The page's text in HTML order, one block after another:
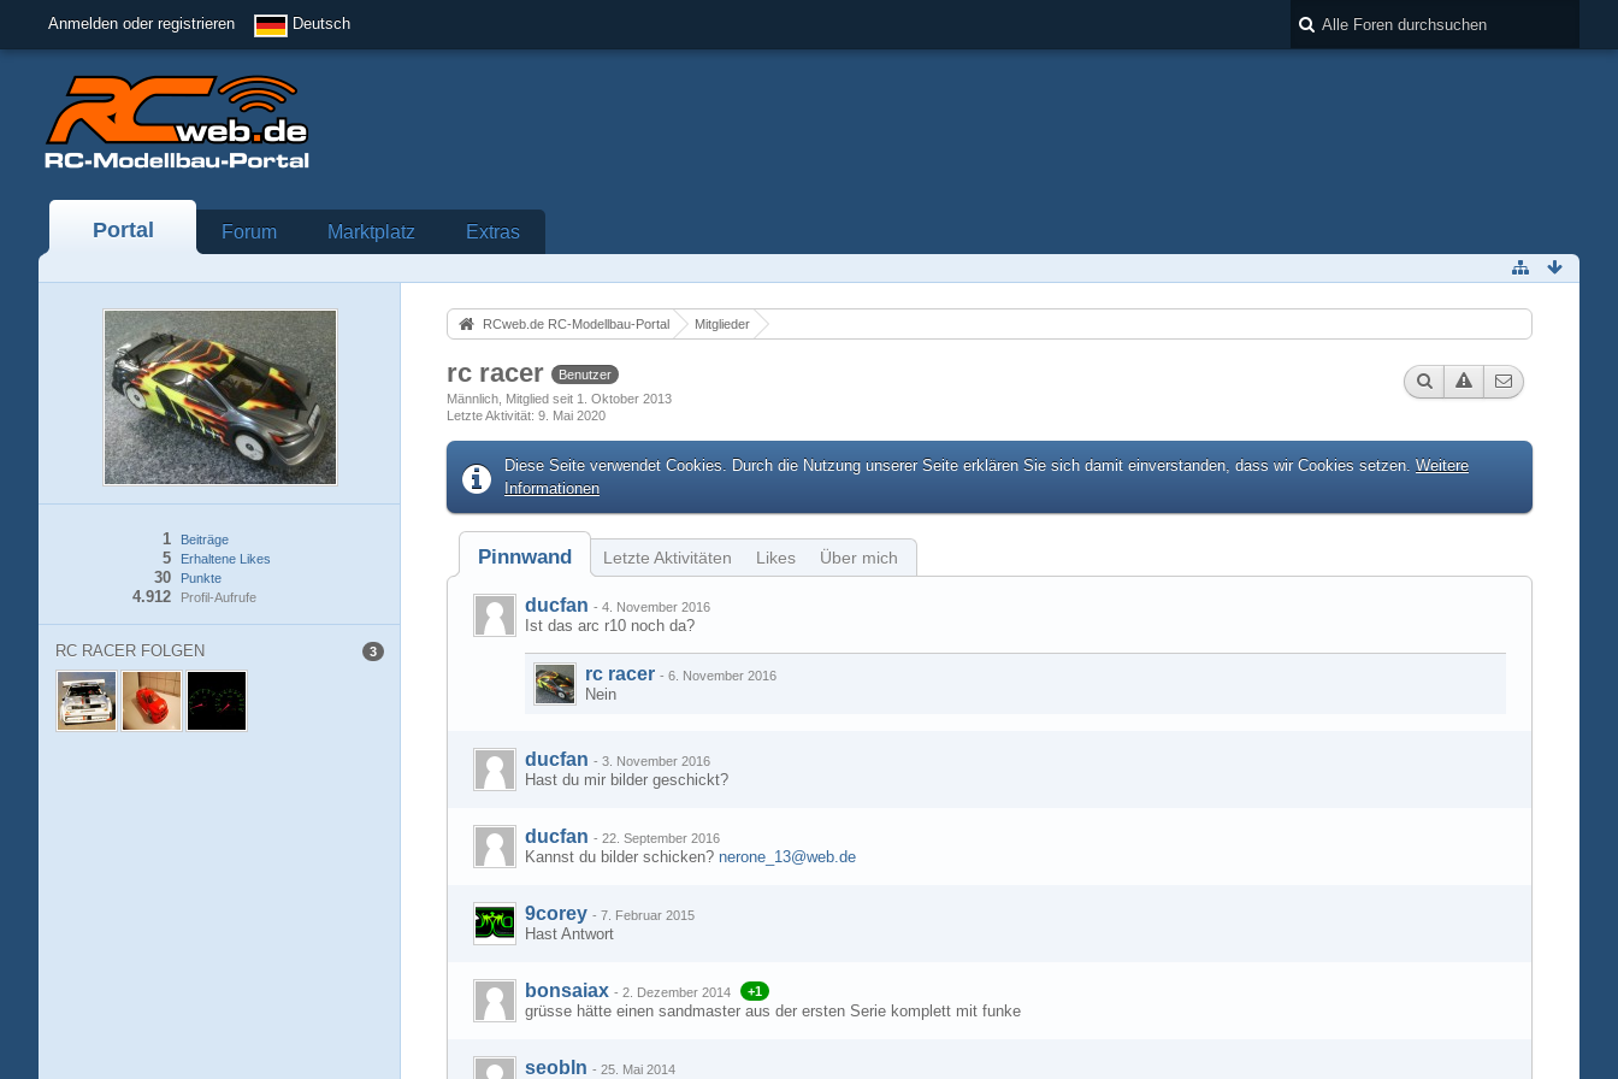
Anmelden oder registrieren Deutsch
Portal Forum Marktplatz Extras
Beiträge
1
Erhaltene Likes
5
Punkte
30
Profil-Aufrufe
4.912
RC RACER FOLGEN 3
RCweb.de RC-Modellbau-Portal Mitglieder
rc racer
Benutzer
Männlich Mitglied seit 1. Oktober 2013
Letzte Aktivität 9. Mai 2020
Diese Seite verwendet Cookies. Durch die Nutzung unserer Seite erklären Sie sich damit einverstanden, dass wir Cookies setzen. Weitere
Informationen
Pinnwand Letzte Aktivitäten Likes Über mich
ducfan - 4. November 2016
Ist das arc r10 noch da?
rc racer - 6. November 2016
Nein
ducfan - 3. November 2016
Hast du mir bilder geschickt?
ducfan - 22. September 2016
Kannst du bilder schicken? nerone_13@web.de
9corey - 7. Februar 2015
Hast Antwort
bonsaiax - 2. Dezember 2014 +1
grüsse hätte einen sandmaster aus der ersten Serie komplett mit funke
seobln - 25. Mai 2014